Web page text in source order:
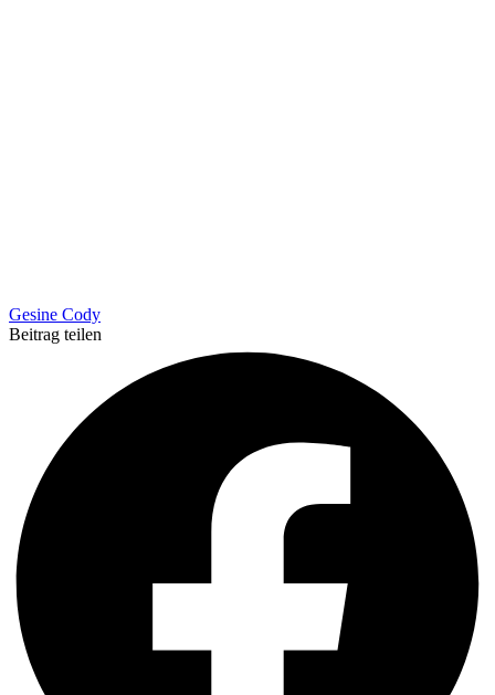
Gesine Cody
Beitrag teilen